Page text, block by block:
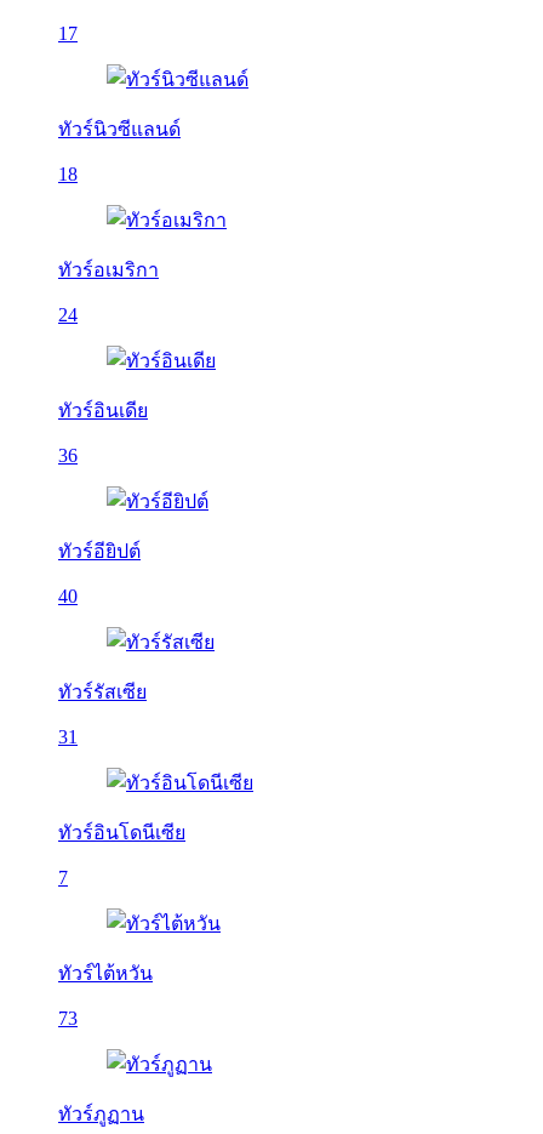
17
ทัวร์นิวซีแลนด์
18
ทัวร์อเมริกา
24
ทัวร์อินเดีย
36
ทัวร์อียิปต์
40
ทัวร์รัสเซีย
31
ทัวร์อินโดนีเซีย
7
ทัวร์ไต้หวัน
73
ทัวร์ภูฏาน